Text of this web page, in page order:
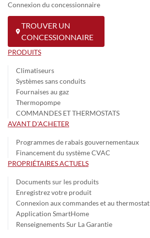
Connexion du concessionnaire
TROUVER UN
CONCESSIONNAIRE
PRODUITS
Climatiseurs
Systèmes sans conduits
Fournaises au gaz
Thermopompe
COMMANDES ET THERMOSTATS
AVANT D'ACHETER
Programmes de rabais gouvernementaux
Financement du système CVAC
PROPRIÉTAIRES ACTUELS
Documents sur les produits
Enregistrez votre produit
Connexion aux commandes et au thermostat
Application SmartHome
Renseignements Sur La Garantie